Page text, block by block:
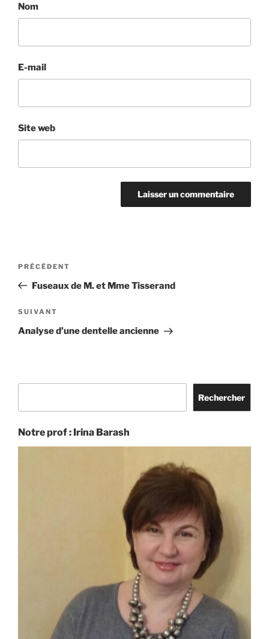
Nom
E-mail
Site web
Navigation
l’article
Article
précédent
PRÉCÉDENT
Fuseaux de M. et Mme Tisserand
Article
suivant
SUIVANT
Analyse d’une dentelle ancienne
Rechercher
Notre prof : Irina Barash